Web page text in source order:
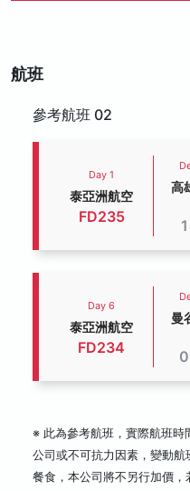
航班
參考航班 02
Day 1
泰亞洲航空
FD235
高
Day 6
泰亞洲航空
FD234
曼
※ 此為參考航班，實際航班時
公司或不可抗力因素，變動
餐食，本公司將不另行加價